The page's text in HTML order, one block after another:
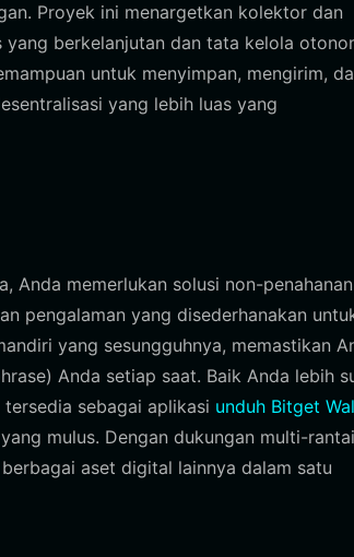
Proyek ini menargetkan kolektor dan
berkelanjutan dan tata kelola
untuk menyimpan, mengirim,
yang lebih luas yang
Anda memerlukan solusi non-penahanan
pengalaman yang disederhanakan
yang sesungguhnya, memastikan
Anda setiap saat. Baik Anda lebih
sebagai aplikasi unduh Bitget
mulus. Dengan dukungan multi-
aset digital lainnya dalam satu